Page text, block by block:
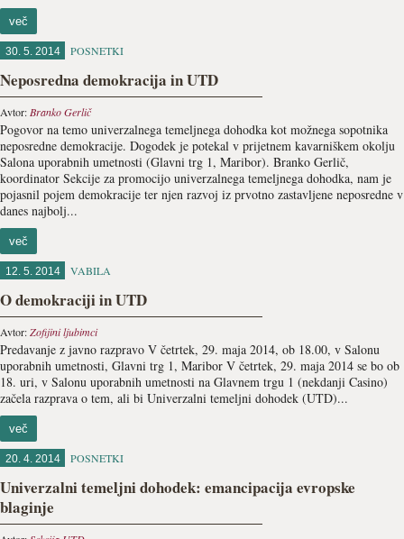
več
30. 5. 2014 POSNETKI
Neposredna demokracija in UTD
Avtor: Branko Gerlič
Pogovor na temo univerzalnega temeljnega dohodka kot možnega sopotnika
neposredne demokracije. Dogodek je potekal v prijetnem kavarniškem okolju
Salona uporabnih umetnosti (Glavni trg 1, Maribor). Branko Gerlič,
koordinator Sekcije za promocijo univerzalnega temeljnega dohodka, nam je
pojasnil pojem demokracije ter njen razvoj iz prvotno zastavljene neposredne v
danes najbolj...
več
12. 5. 2014 VABILA
O demokraciji in UTD
Avtor:Zofijini ljubimci
Predavanje z javno razpravo V četrtek, 29. maja 2014, ob 18.00, v Salonu
uporabnih umetnosti, Glavni trg 1, Maribor V četrtek, 29. maja 2014 se bo ob
18. uri, v Salonu uporabnih umetnosti na Glavnem trgu 1 (nekdanji Casino)
začela razprava o tem, ali bi Univerzalni temeljni dohodek (UTD)...
več
20. 4. 2014 POSNETKI
Univerzalni temeljni dohodek: emancipacija evropske
blaginje